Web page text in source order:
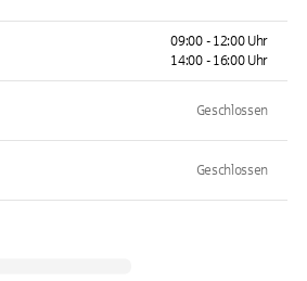
09:00 - 12:00 Uhr
14:00 - 16:00 Uhr
Geschlossen
Geschlossen